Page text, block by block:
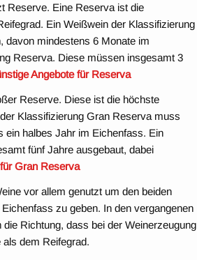
Reserve. Eine Reserva ist die
Ein Weißwein der Klassifizierung
davon mindestens 6 Monate im
Reserva. Diese müssen insgesamt 3
Angebote für Reserva
Reserve. Diese ist die höchste
Klassifizierung Gran Reserva muss
ein halbes Jahr im Eichenfass. Ein
fünf Jahre ausgebaut, dabei
Gran Reserva
vor allem genutzt um den beiden
zu geben. In den vergangenen
Richtung, dass bei der Weinerzeugung
dem Reifegrad.